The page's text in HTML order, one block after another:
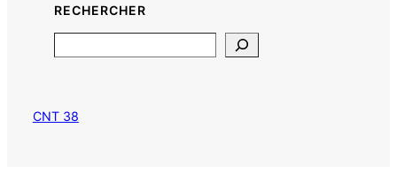
RECHERCHER
CNT 38